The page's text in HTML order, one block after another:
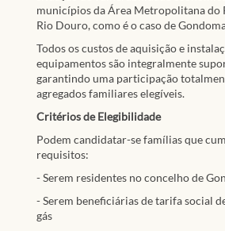
municípios da Área Metropolitana do
Rio Douro, como é o caso de
Todos os custos de aquisição e
equipamentos são integralmente
garantindo uma participação
agregados familiares elegíveis.
Critérios de Elegibilidade
Podem candidatar-se famílias que
requisitos:
- Serem residentes no concelho de
- Serem beneficiárias de tarifa social
gás